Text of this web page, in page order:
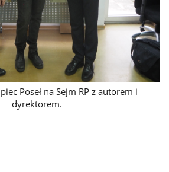
Poseł na Sejm RP z autorem i
dyrektorem.